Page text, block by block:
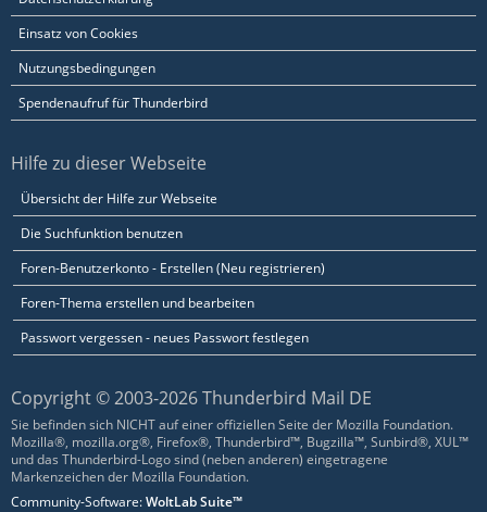
Einsatz von Cookies
Nutzungsbedingungen
Spendenaufruf für Thunderbird
Hilfe zu dieser Webseite
Übersicht der Hilfe zur Webseite
Die Suchfunktion benutzen
Foren-Benutzerkonto - Erstellen (Neu registrieren)
Foren-Thema erstellen und bearbeiten
Passwort vergessen - neues Passwort festlegen
Copyright © 2003-2026 Thunderbird Mail DE
Sie befinden sich NICHT auf einer offiziellen Seite der Mozilla Foundation.
Mozilla®, mozilla.org®, Firefox®, Thunderbird™, Bugzilla™, Sunbird®, XUL™
und das Thunderbird-Logo sind (neben anderen) eingetragene
Markenzeichen der Mozilla Foundation.
Community-Software:WoltLab Suite™